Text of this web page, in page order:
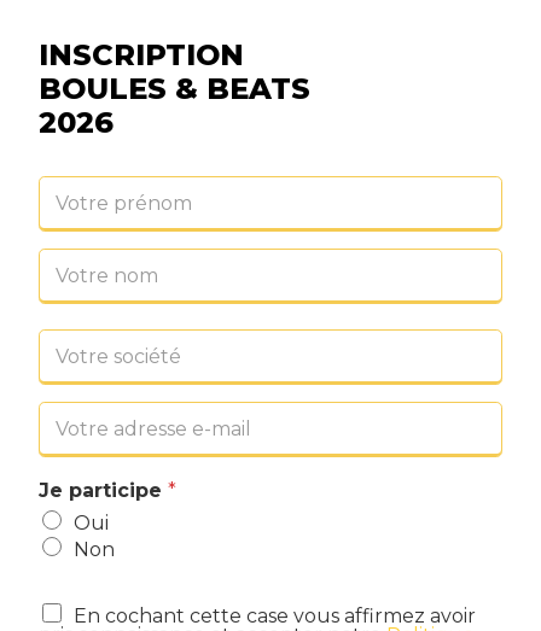
INSCRIPTION
BOULES & BEATS
2026
Je participe *
Oui
Non
En cochant cette case vous affirmez avoir